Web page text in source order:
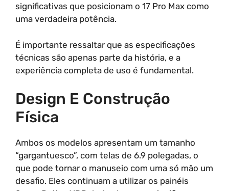
significativas que posicionam o 17 Pro Max como
uma verdadeira potência.
É importante ressaltar que as especificações
técnicas são apenas parte da história, e a
experiência completa de uso é fundamental.
Design E Construção
Física
Ambos os modelos apresentam um tamanho
“gargantuesco”, com telas de 6.9 polegadas, o
que pode tornar o manuseio com uma só mão um
desafio. Eles continuam a utilizar os painéis